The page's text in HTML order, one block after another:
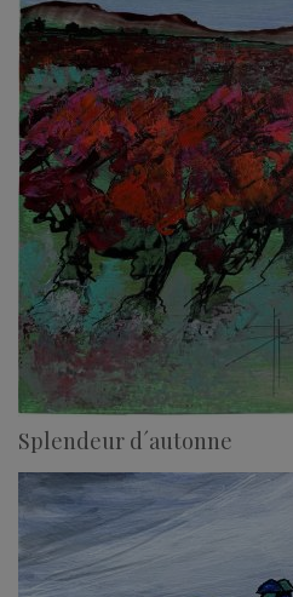
Splendeur d´autonne